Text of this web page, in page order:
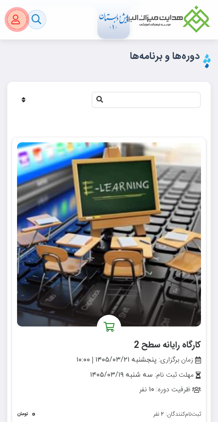
دوره‌ها و برنامه‌ها
کارگاه رایانه سطح 2
زمان برگزاری: پنجشنبه ۱۴۰۵/۰۳/۲۱ | ۱۰:۰۰
مهلت ثبت نام: سه شنبه ۱۴۰۵/۰۳/۱۹
ظرفیت دوره: ۱۰ نفر
ثبت‌نام‌کنندگان: ۲ نفر ۰ تومان